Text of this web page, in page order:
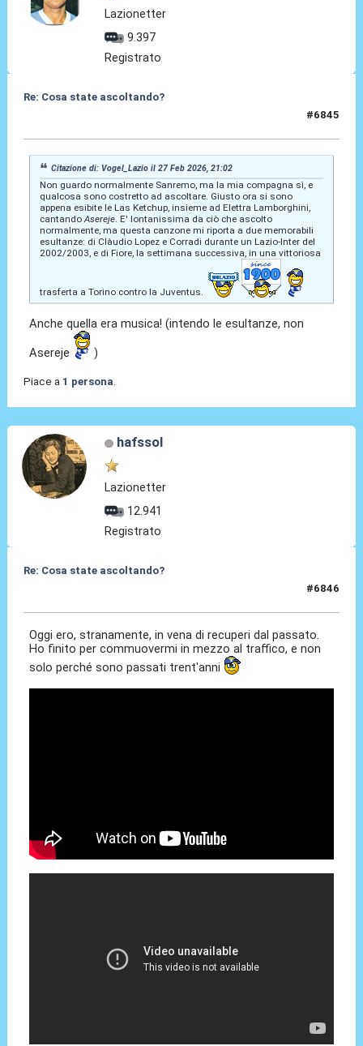
Lazionetter
9.397
Registrato
Re: Cosa state ascoltando?
#6845
Citazione di: Vogel_Lazio il 27 Feb 2026, 21:02
Non guardo normalmente Sanremo, ma la mia compagna sì, e
qualcosa sono costretto ad ascoltare. Giusto ora si sono
appena esibite le Las Ketchup, insieme ad Elettra Lamborghini,
cantandoAsereje. E' lontanissima da ciò che ascolto
normalmente, ma questa canzone mi riporta a due memorabili
esultanze: di Clàudio Lopez e Corradi durante un Lazio-Inter del
2002/2003, e di Fiore, la settimana successiva, in una vittoriosa
trasferta a Torino contro la Juventus.
Anche quella era musica! (intendo le esultanze, non
Asereje
)
Piace a 1 persona
hafssol
Lazionetter
12.941
Registrato
Re: Cosa state ascoltando?
#6846
Oggi ero, stranamente, in vena di recuperi dal passato.
Ho finito per commuovermi in mezzo al traffico, e non
solo perché sono passati trent'anni